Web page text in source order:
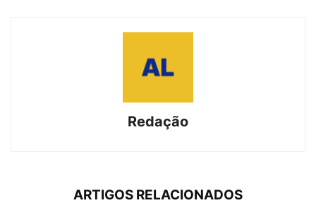
Redação
ARTIGOS RELACIONADOS